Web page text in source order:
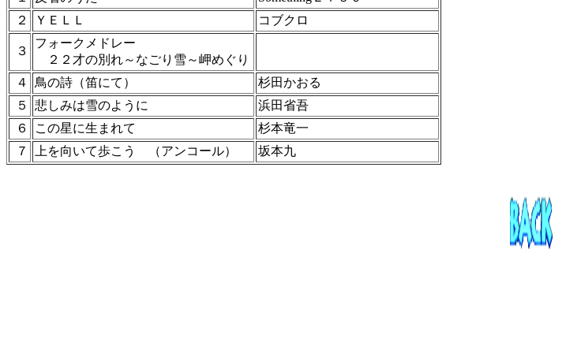
２
ＹＥＬＬ コブクロ
３
フォークメドレー
２２才の別れ～なごり雪～岬めぐり
４
鳥の詩（笛にて）
杉田かおる
５
悲しみは雪のように
浜田省吾
６
この星に生まれて
杉本竜一
７
上を向いて歩こう （アンコール） 坂本九